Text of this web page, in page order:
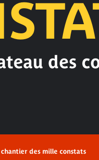
des
chantier des mille constats